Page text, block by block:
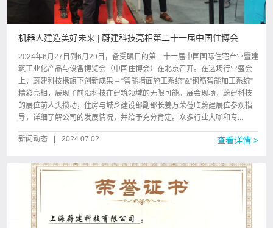
机器人建造美好未来 | 蔚建科技亮相第二十一届中国住博会
2024年6月27日到6月29日，备受瞩目的第二十一届中国国际住宅产业暨建
筑工业化产品与设备博览会（中国住博会）在北京召开。在这场行业盛会
上，蔚建科技携旗下创新成果 – “智能墙面施工系统”&“钢筋智能加工系统”
精彩亮相，展现了前沿科技在建筑领域的无限可能。展会现场，蔚建科技
的展位前人头攒动，住房与城乡建设部副部长姜万荣莅临蔚建展位参观指
导，详细了解公司的发展情况，并给予充分肯定。众多行业大咖和专...
新闻动态 | 2024.07.02 查看详情 >